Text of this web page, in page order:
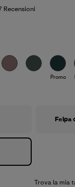
/ 5
Recensioni
Promo
Felpa
Trova la mia